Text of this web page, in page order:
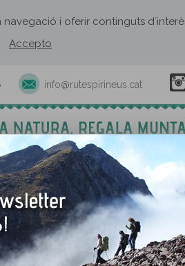
i oferir continguts
Accepto
info@rutespirineus.cat
Rutes autoguiades
La vall d'Ordesa,